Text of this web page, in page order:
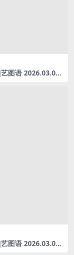
图语 2026.03.04
图语 2026.03.01